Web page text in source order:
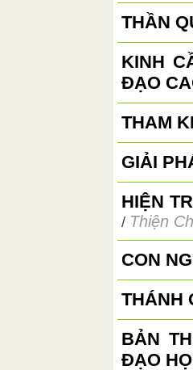
THẦN
KINH
ĐẠO
THAM
GIẢI
HIỆN
/ Thiện
CON
THÁNH
BẢN
ĐẠO